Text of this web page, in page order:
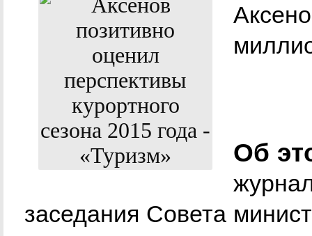
Об
заседания Совета